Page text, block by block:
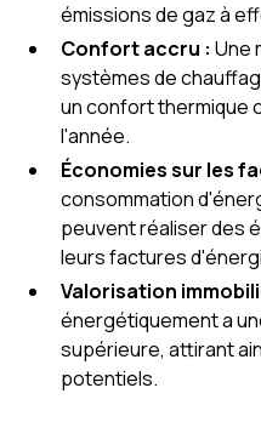
émissions de gaz à
Confort accru : Une
systèmes de
un confort thermique
l'année.
Économies sur les
consommation
peuvent réaliser des
leurs factures
Valorisation
énergétiquement a
supérieure, attirant
potentiels.